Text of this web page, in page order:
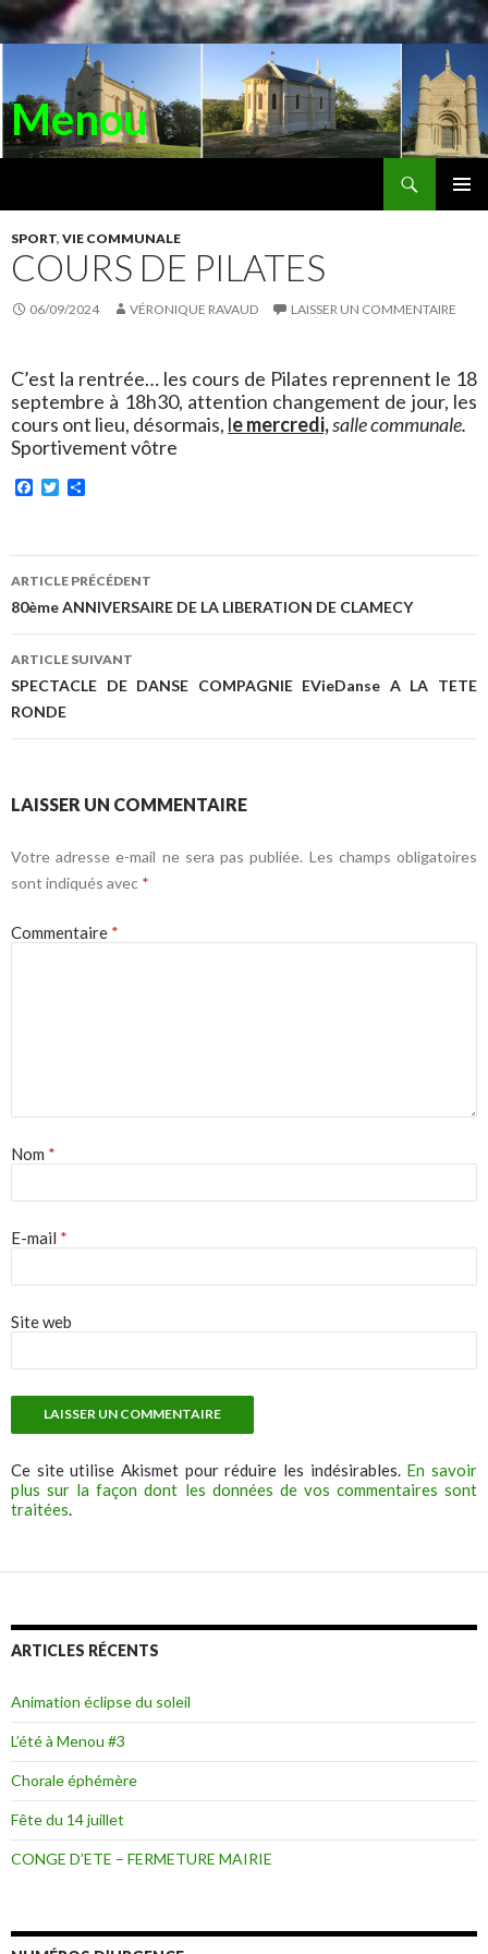
Menou
AU
CONTENU
SPORT, VIE COMMUNALE
COURS DE PILATES
06/09/2024 VÉRONIQUE RAVAUD LAISSER UN COMMENTAIRE
C’est la rentrée… les cours de Pilates reprennent le 18
septembre à 18h30, attention changement de jour, les
cours ont lieu, désormais, le mercredi,salle communale.
Sportivement vôtre
F
b
o
o
k
T
t
e
r
a
g
e
r
Navigation
des
articles
ARTICLE PRÉCÉDENT
80ème ANNIVERSAIRE DE LA LIBERATION DE CLAMECY
ARTICLE SUIVANT
SPECTACLE DE DANSE COMPAGNIE EVieDanse A LA TETE
RONDE
LAISSER UN COMMENTAIRE
Votre adresse e-mail ne sera pas publiée. Les champs obligatoires
sont indiqués avec *
Commentaire *
Nom *
E-mail *
Site web
Ce site utilise Akismet pour réduire les indésirables. En savoir
plus sur la façon dont les données de vos commentaires sont
traitées.
ARTICLES RÉCENTS
Animation éclipse du soleil
L’été à Menou #3
Chorale éphémère
Fête du 14 juillet
CONGE D’ETE – FERMETURE MAIRIE